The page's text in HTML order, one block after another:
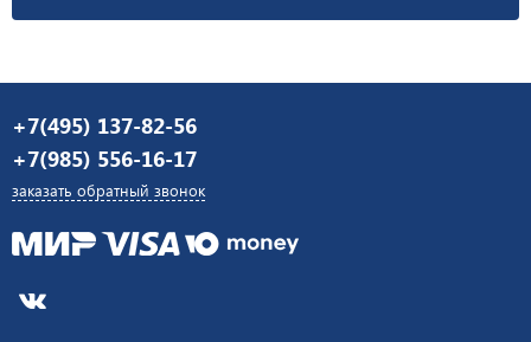
+7(495) 137-82-56
+7(985) 556-16-17
заказать обратный звонок